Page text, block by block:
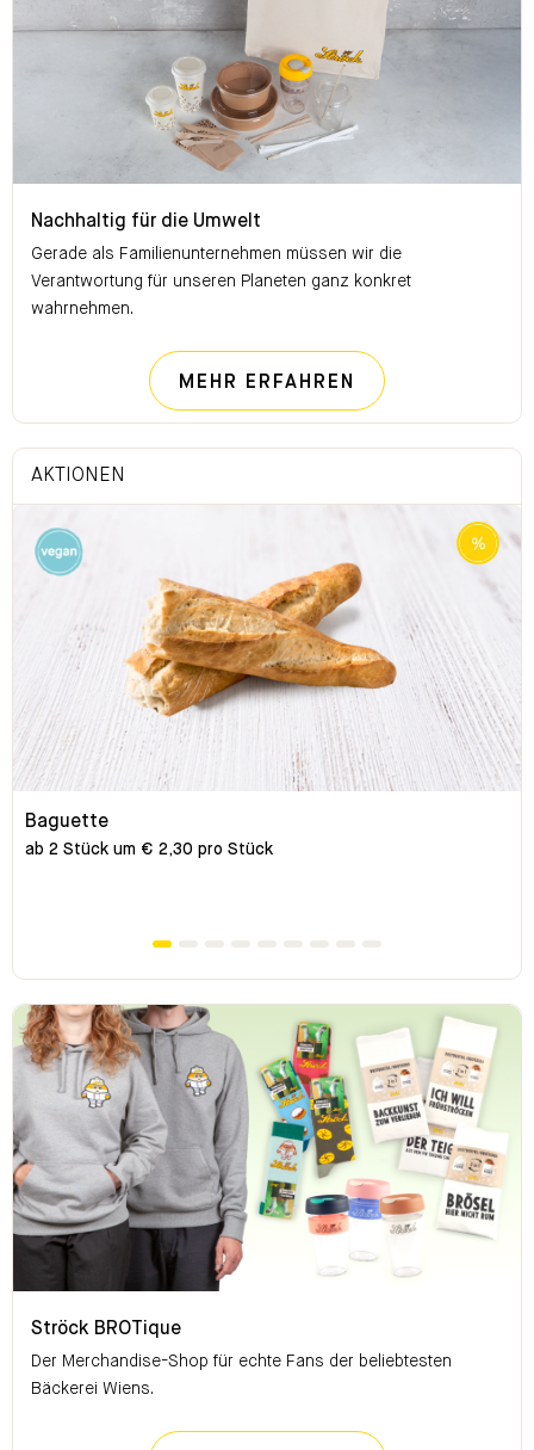
Nachhaltig für die Umwelt
Gerade als Familienunternehmen müssen wir die
Verantwortung für unseren Planeten ganz konkret
wahrnehmen.
MEHR ERFAHREN NACHHALTIG
AKTIONEN
Baguette
ab 2 Stück um € 2,30 pro Stück
Ströck BROTique
Der Merchandise-Shop für echte Fans der beliebtesten
Bäckerei Wiens.